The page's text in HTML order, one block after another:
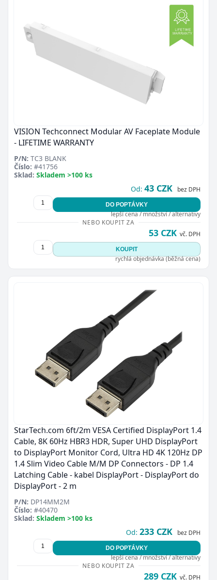
VISION Techconnect Modular AV Faceplate Module
- LIFETIME WARRANTY
P/N: TC3 BLANK
Číslo: #41756
Sklad: Skladem >100 ks
Od: 43 CZK bez DPH
DO POPTÁVKY
lepší cena / množství / alternativy
NEBO KOUPIT ZA
53 CZK vč. DPH
KOUPIT
rychlá objednávka (běžná cena)
StarTech.com 6ft/2m VESA Certified DisplayPort 1.4
Cable, 8K 60Hz HBR3 HDR, Super UHD DisplayPort
to DisplayPort Monitor Cord, Ultra HD 4K 120Hz DP
1.4 Slim Video Cable M/M DP Connectors - DP 1.4
Latching Cable - kabel DisplayPort - DisplayPort do
DisplayPort - 2 m
P/N: DP14MM2M
Číslo: #40470
Sklad: Skladem >100 ks
Od: 233 CZK bez DPH
DO POPTÁVKY
lepší cena / množství / alternativy
NEBO KOUPIT ZA
289 CZK vč. DPH